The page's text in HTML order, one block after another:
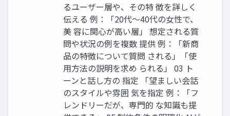
るユーザー層や、その特 徴を詳しく
伝える 例：「20代〜40代の女性で、
美 容に関心が高い層」 想定される質
問や状況の例を複数 提供 例：「新商
品の特徴について質問 される」「使
用方法の説明を求め られる」 03 ト
ーンと話し方の 指定 「望ましい会話
のスタイルや雰囲 気を指定 例：「フ
レンドリーだが、専門的 な知識も提